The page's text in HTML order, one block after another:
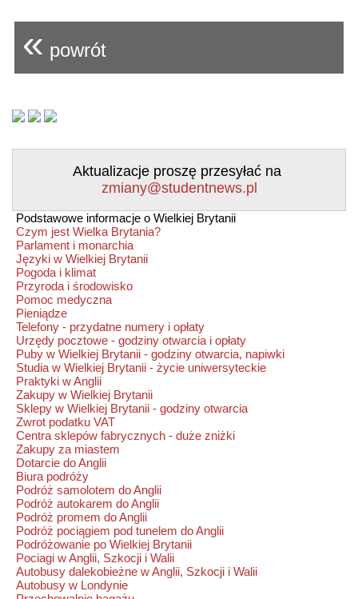
« powrót
Aktualizacje proszę przesyłać na
zmiany@studentnews.pl
Podstawowe informacje o Wielkiej Brytanii
Czym jest Wielka Brytania?
Parlament i monarchia
Języki w Wielkiej Brytanii
Pogoda i klimat
Przyroda i środowisko
Pomoc medyczna
Pieniądze
Telefony - przydatne numery i opłaty
Urzędy pocztowe - godziny otwarcia i opłaty
Puby w Wielkiej Brytanii - godziny otwarcia, napiwki
Studia w Wielkiej Brytanii - życie uniwersyteckie
Praktyki w Anglii
Zakupy w Wielkiej Brytanii
Sklepy w Wielkiej Brytanii - godziny otwarcia
Zwrot podatku VAT
Centra sklepów fabrycznych - duże zniżki
Zakupy za miastem
Dotarcie do Anglii
Biura podróży
Podróż samolotem do Anglii
Podróż autokarem do Anglii
Podróż promem do Anglii
Podróż pociągiem pod tunelem do Anglii
Podróżowanie po Wielkiej Brytanii
Pociagi w Anglii, Szkocji i Walii
Autobusy dalekobieżne w Anglii, Szkocji i Walii
Autobusy w Londynie